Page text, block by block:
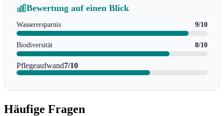
Bewertung auf einen Blick
Wasserersparnis 9/10
Biodiversität 8/10
Pflegeaufwand7/10
Häufige Fragen